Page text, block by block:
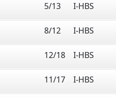
5/13 I-HBS
8/12 I-HBS
12/18 I-HBS
11/17 I-HBS